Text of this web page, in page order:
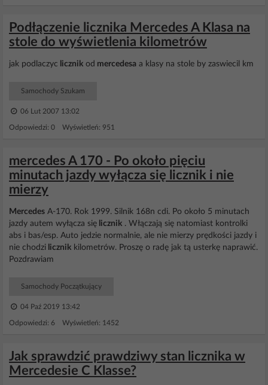
Podłączenie licznika Mercedes A Klasa na
stole do wyświetlenia kilometrów
jak podlaczyc licznik od mercedesa a klasy na stole by zaswiecil km
Samochody Szukam
06 Lut 2007 13:02
Odpowiedzi: 0 Wyświetleń: 951
mercedes A 170 - Po około pięciu
minutach jazdy wyłącza się licznik i nie
mierzy
Mercedes A-170. Rok 1999. Silnik 168n cdi. Po około 5 minutach
jazdy autem wyłącza się licznik . Włączają się natomiast kontrolki
abs i bas/esp. Auto jedzie normalnie, ale nie mierzy prędkości jazdy i
nie chodzi licznik kilometrów. Proszę o radę jak tą usterkę naprawić.
Pozdrawiam
Samochody Początkujący
04 Paź 2019 13:42
Odpowiedzi: 6 Wyświetleń: 1452
Jak sprawdzić prawdziwy stan licznika w
Mercedesie C Klasse?